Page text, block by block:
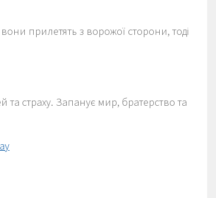
прилетять з ворожої сторони, тоді
та страху. Запанує мир, братерство та